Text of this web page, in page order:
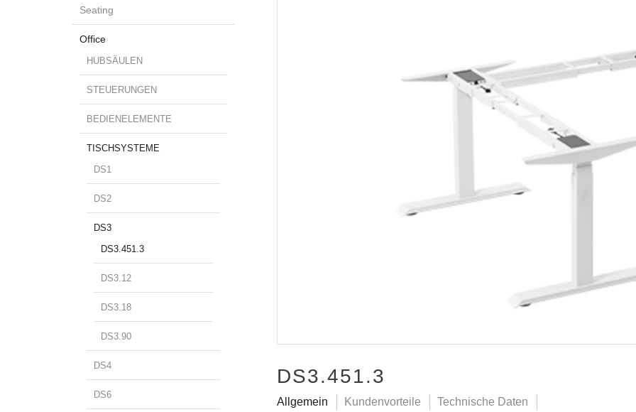
Seating
Office
HUBSÄULEN
STEUERUNGEN
BEDIENELEMENTE
TISCHSYSTEME
DS1
DS2
DS3
DS3.451.3
DS3.12
DS3.18
DS3.90
DS4
DS6
DS3.451.3
Allgemein Kundenvorteile Technische Daten